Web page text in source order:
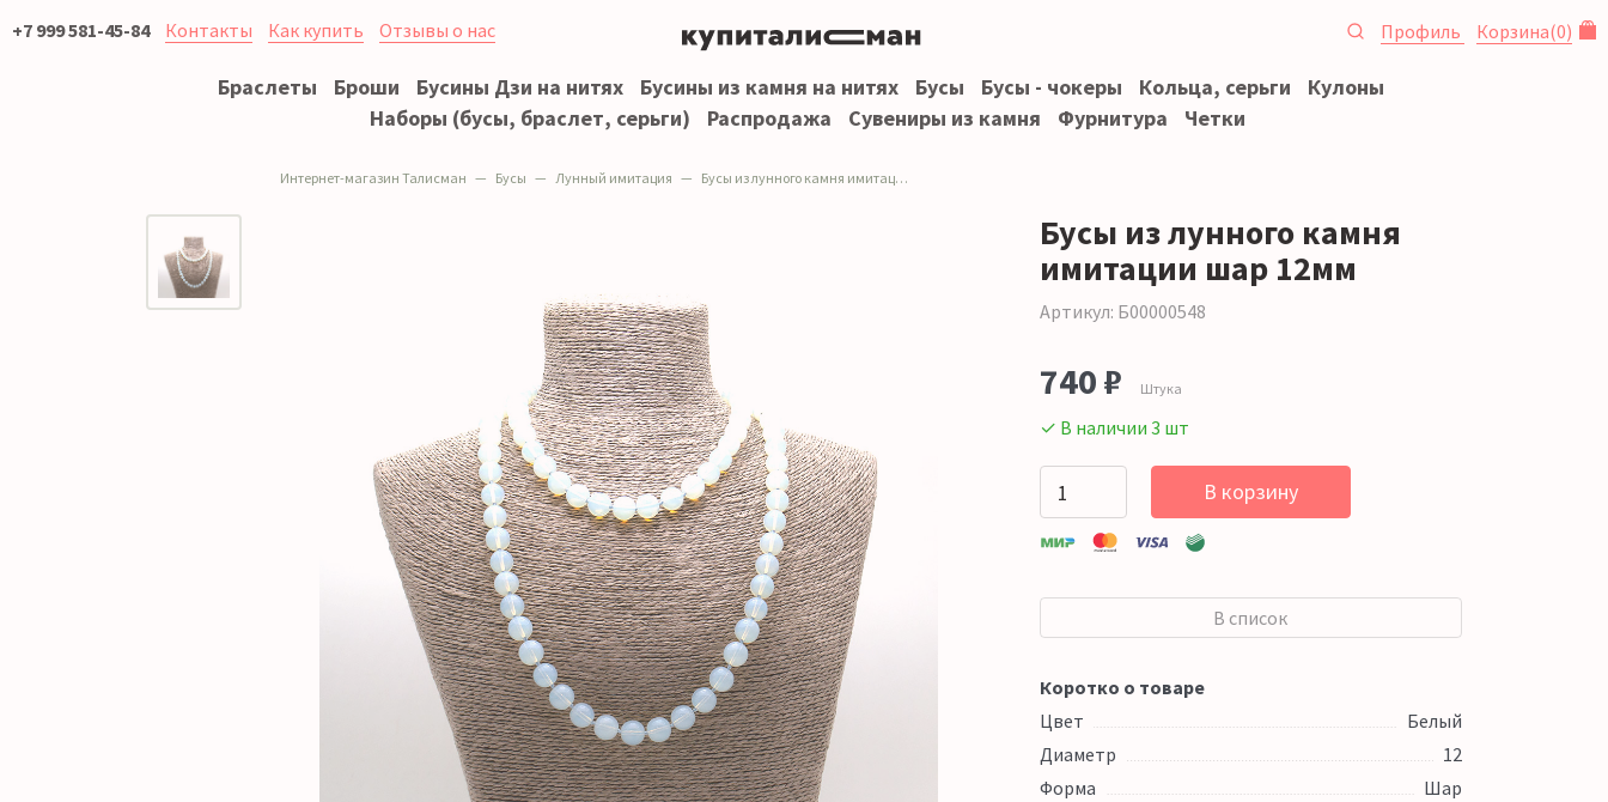
+7 999 581-45-84 Контакты Как купить Отзывы о нас Профиль Корзина(0)
Браслеты Броши Бусины Дзи на нитях Бусины из камня на нитях Бусы Бусы - чокеры Кольца, серьги
Кулоны
Наборы (бусы, браслет, серьги)
Распродажа Сувениры из камня Фурнитура Четки
Интернет-магазин Талисман Бусы Лунный имитация Бусы из лунного камня имитации шар 12мм
Бусы из лунного камня
имитации шар 12мм
Артикул: Б00000548
740 ₽ Штука
✓ В наличии 3 шт
В корзину
В список
Коротко о товаре
Цвет
Белый
Диаметр
12
Форма
Шар